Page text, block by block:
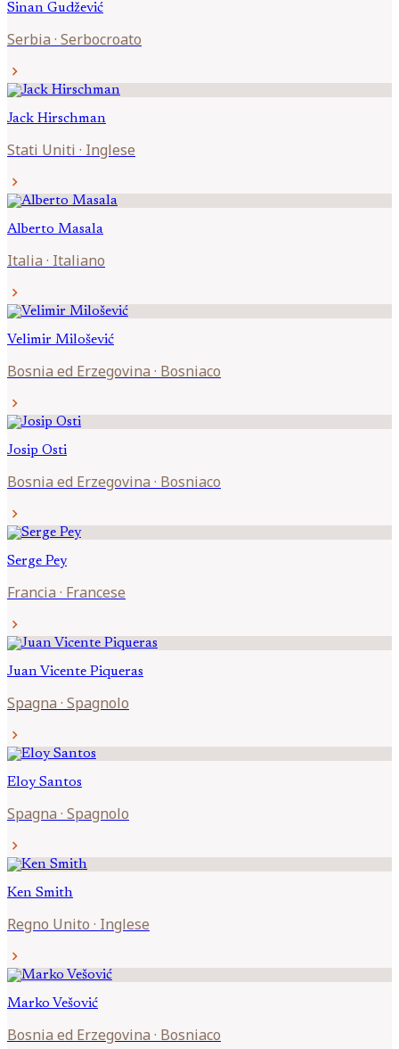
Sinan Gudžević
Serbia · Serbocroato
chevron_right
Jack Hirschman
Stati Uniti · Inglese
chevron_right
Alberto Masala
Italia · Italiano
chevron_right
Velimir Milošević
Bosnia ed Erzegovina · Bosniaco
chevron_right
Josip Osti
Bosnia ed Erzegovina · Bosniaco
chevron_right
Serge Pey
Francia · Francese
chevron_right
Juan Vicente Piqueras
Spagna · Spagnolo
chevron_right
Eloy Santos
Spagna · Spagnolo
chevron_right
Ken Smith
Regno Unito · Inglese
chevron_right
Marko Vešović
Bosnia ed Erzegovina · Bosniaco